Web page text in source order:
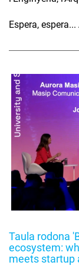
Espera,
Taula rodona
ecosystem:
meets startup